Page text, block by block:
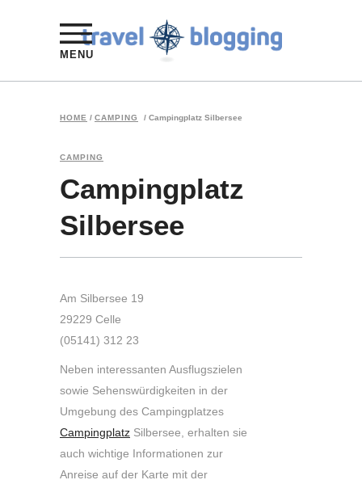
MENU
HOME / CAMPING / Campingplatz Silbersee
CAMPING
Campingplatz
Silbersee
Am Silbersee 19
29229 Celle
(05141) 312 23
Neben interessanten Ausflugszielen
sowie Sehenswürdigkeiten in der
Umgebung des Campingplatzes
Campingplatz Silbersee, erhalten sie
auch wichtige Informationen zur
Anreise auf der Karte mit der